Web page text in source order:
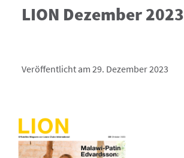
LION Dezember 2023
Veröffentlicht am 29. Dezember 2023